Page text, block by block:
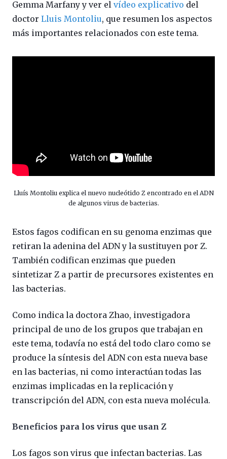
Gemma Marfany y ver el vídeo explicativo del
doctor Lluis Montoliu, que resumen los aspectos
más importantes relacionados con este tema.
Lluís Montoliu explica el nuevo nucleótido Z encontrado en el ADN
de algunos virus de bacterias.
Estos fagos codifican en su genoma enzimas que
retiran la adenina del ADN y la sustituyen por Z.
También codifican enzimas que pueden
sintetizar Z a partir de precursores existentes en
las bacterias.
Como indica la doctora Zhao, investigadora
principal de uno de los grupos que trabajan en
este tema, todavía no está del todo claro como se
produce la síntesis del ADN con esta nueva base
en las bacterias, ni como interactúan todas las
enzimas implicadas en la replicación y
transcripción del ADN, con esta nueva molécula.
Beneficios para los virus que usan Z
Los fagos son virus que infectan bacterias. Las